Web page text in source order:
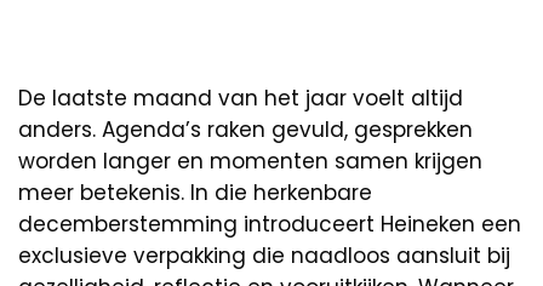
De laatste maand van het jaar voelt altijd
anders. Agenda’s raken gevuld, gesprekken
worden langer en momenten samen krijgen
meer betekenis. In die herkenbare
decemberstemming introduceert Heineken een
exclusieve verpakking die naadloos aansluit bij